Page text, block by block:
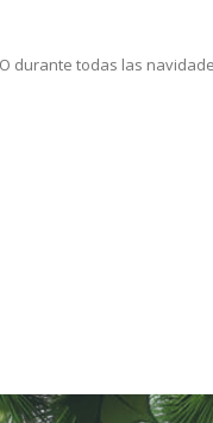
durante todas las